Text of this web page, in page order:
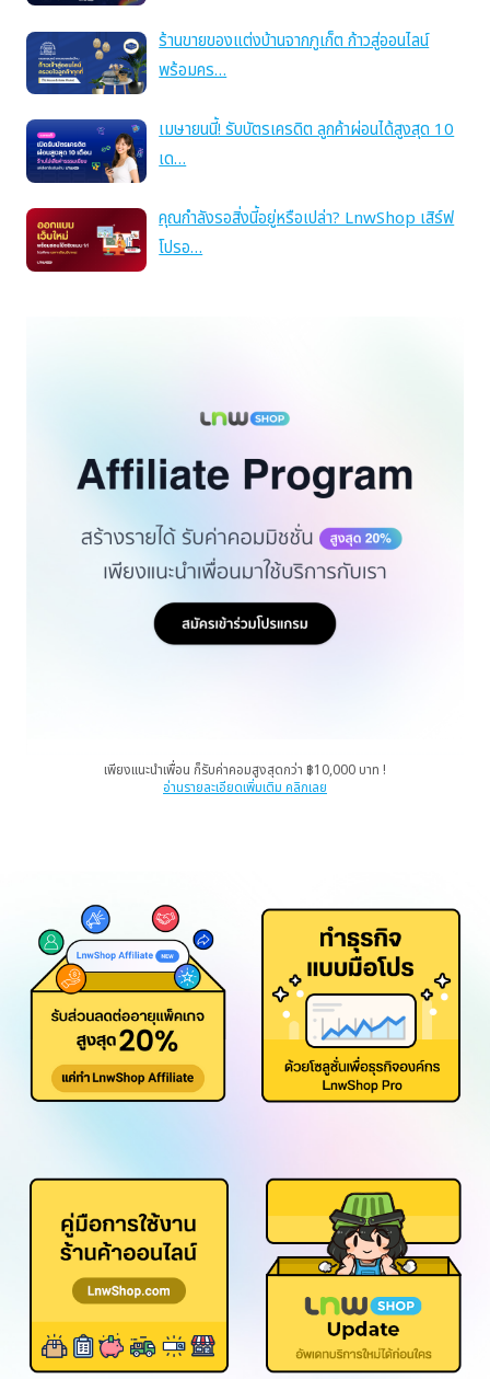
ร้านขายของแต่งบ้านจากภูเก็ต ก้าวสู่ออนไลน์
พร้อมคร…
เมษายนนี้! รับบัตรเครดิต ลูกค้าผ่อนได้สูงสุด 10
เด…
คุณกำลังรอสิ่งนี้อยู่หรือเปล่า? LnwShop เสิร์ฟ
โปรอ…
เพียงแนะนำเพื่อน ก็รับค่าคอมสูงสุดกว่า ฿10,000 บาท !
อ่านรายละเอียดเพิ่มเติม คลิกเลย